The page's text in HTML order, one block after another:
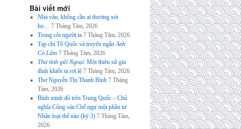
Bài viết mới
Nhà văn, không cần ai thương xót
họ… 7 Tháng Tám, 2026
Trong cõi người ta 7 Tháng Tám, 2026
Tạp chí Tổ Quốc và truyện ngắnAnh
Cò Lấm 7 Tháng Tám, 2026
Thư tình gửi Ngoại: Một thiên sử gia
đình khiến ta rơi lệ 7 Tháng Tám, 2026
Thơ Nguyễn Thị Thanh Bình 7 Tháng
Tám, 2026
Bình minh đỏ trên Trung Quốc – Chủ
nghĩa Cộng sản Chế ngự một phần tư
Nhân loại thế nào (kỳ 3) 7 Tháng Tám,
2026